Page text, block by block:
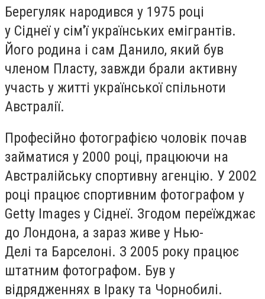
Берегуляк народився у 1975 році
у Сіднеї у сім'ї українських емігрантів.
Його родина і сам Данило, який був
членом Пласту, завжди брали активну
участь у житті української спільноти
Австралії.
Професійно фотографією чоловік почав
займатися у 2000 році, працюючи на
Австралійську спортивну агенцію. У 2002
році працює спортивним фотографом у
Getty Images у Сіднеї. Згодом переїжджає
до Лондона, а зараз живе у Нью-
Делі та Барселоні. З 2005 року працює
штатним фотографом. Був у
відрядженнях в Іраку та Чорнобилі.